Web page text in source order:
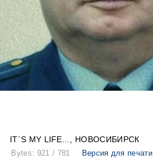
IT`S MY LIFE... НОВОСИБИРСК
Bytes: 921 / 781 Версия для печати